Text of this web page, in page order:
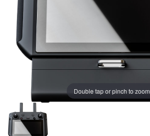
Double tap or pinch to zoom